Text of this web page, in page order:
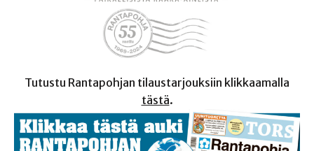
Tutustu Rantapohjan tilaustarjouksiin klikkaamalla
tästä.